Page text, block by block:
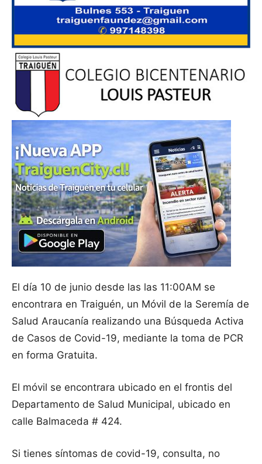
El día 10 de junio desde las las 11:00AM se
encontrara en Traiguén, un Móvil de la Seremía de
Salud Araucanía realizando una Búsqueda Activa
de Casos de Covid-19, mediante la toma de PCR
en forma Gratuita.
El móvil se encontrara ubicado en el frontis del
Departamento de Salud Municipal, ubicado en
calle Balmaceda # 424.
Si tienes síntomas de covid-19, consulta, no